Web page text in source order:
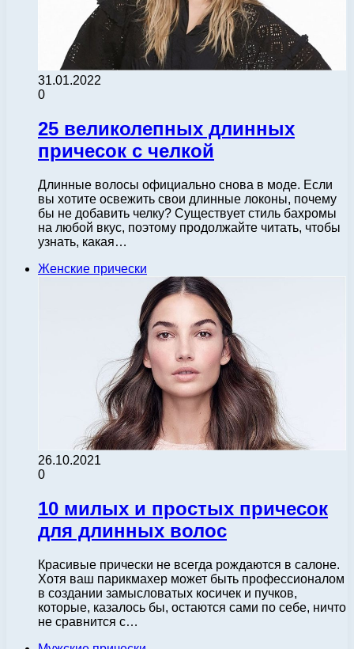
31.01.2022
0
25 великолепных длинных
причесок с челкой
Длинные волосы официально снова в моде. Если
вы хотите освежить свои длинные локоны, почему
бы не добавить челку? Существует стиль бахромы
на любой вкус, поэтому продолжайте читать, чтобы
узнать, какая…
Женские прически
26.10.2021
0
10 милых и простых причесок
для длинных волос
Красивые прически не всегда рождаются в салоне.
Хотя ваш парикмахер может быть профессионалом
в создании замысловатых косичек и пучков,
которые, казалось бы, остаются сами по себе, ничто
не сравнится с…